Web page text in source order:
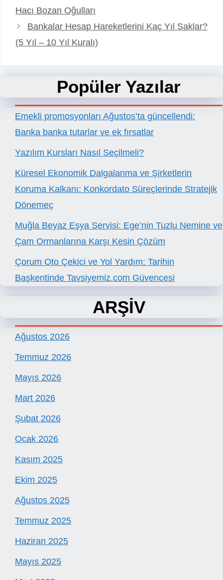
Hacı Bozan Oğulları
Bankalar Hesap Hareketlerini Kaç Yıl Saklar?
(5 Yıl – 10 Yıl Kuralı)
Popüler Yazılar
Emekli promosyonları Ağustos’ta güncellendi:
Banka banka tutarlar ve ek fırsatlar
Yazılım Kursları Nasıl Seçilmeli?
Küresel Ekonomik Dalgalanma ve Şirketlerin
Koruma Kalkanı: Konkordato Süreçlerinde Stratejik
Dönemeç
Muğla Beyaz Eşya Servisi: Ege’nin Tuzlu Nemine ve
Çam Ormanlarına Karşı Kesin Çözüm
Çorum Oto Çekici ve Yol Yardım: Tarihin
Başkentinde Tavsiyemiz.com Güvencesi
ARŞİV
Ağustos 2026
Temmuz 2026
Mayıs 2026
Mart 2026
Şubat 2026
Ocak 2026
Kasım 2025
Ekim 2025
Ağustos 2025
Temmuz 2025
Haziran 2025
Mayıs 2025